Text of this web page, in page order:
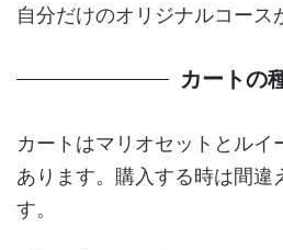
自分だけのオリジナルコース
カートの
カートはマリオセットとルイ
あります。購入する時は間違
す。